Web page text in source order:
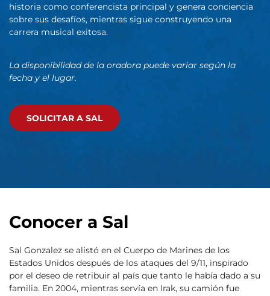
historia como conferencista principal y genera conciencia
sobre sus desafíos, mientras sigue construyendo una
carrera musical exitosa.
La disponibilidad de la oradora puede variar según la
fecha y el lugar.
SOLICITAR A SAL
Conocer a Sal
Sal Gonzalez se alistó en el Cuerpo de Marines de los
Estados Unidos después de los ataques del 9/11, inspirado
por el deseo de retribuir al país que tanto le había dado a su
familia. En 2004, mientras servía en Irak, su camión fue